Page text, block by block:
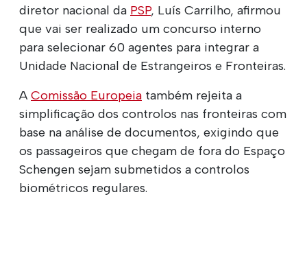
diretor nacional da PSP, Luís Carrilho, afirmou
que vai ser realizado um concurso interno
para selecionar 60 agentes para integrar a
Unidade Nacional de Estrangeiros e Fronteiras.
A Comissão Europeia também rejeita a
simplificação dos controlos nas fronteiras com
base na análise de documentos, exigindo que
os passageiros que chegam de fora do Espaço
Schengen sejam submetidos a controlos
biométricos regulares.